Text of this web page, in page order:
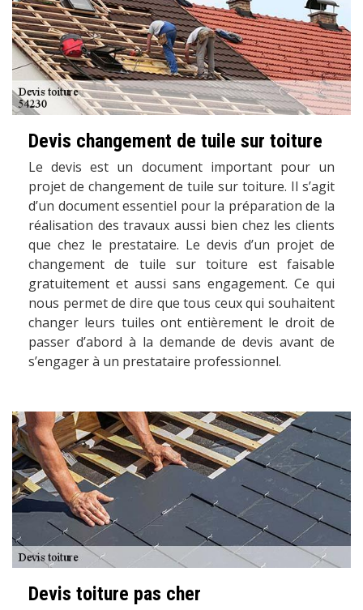
Devis changement de tuile sur toiture
Le devis est un document important pour un
projet de changement de tuile sur toiture. Il s’agit
d’un document essentiel pour la préparation de la
réalisation des travaux aussi bien chez les clients
que chez le prestataire. Le devis d’un projet de
changement de tuile sur toiture est faisable
gratuitement et aussi sans engagement. Ce qui
nous permet de dire que tous ceux qui souhaitent
changer leurs tuiles ont entièrement le droit de
passer d’abord à la demande de devis avant de
s’engager à un prestataire professionnel.
Devis toiture pas cher